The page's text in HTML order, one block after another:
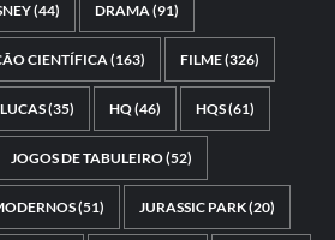
(44) DRAMA(91)
CIENTÍFICA(163) FILME(326)
(35) HQ(46) HQS(61)
JOGOS DE TABULEIRO(52)
(51) JURASSIC PARK(20)